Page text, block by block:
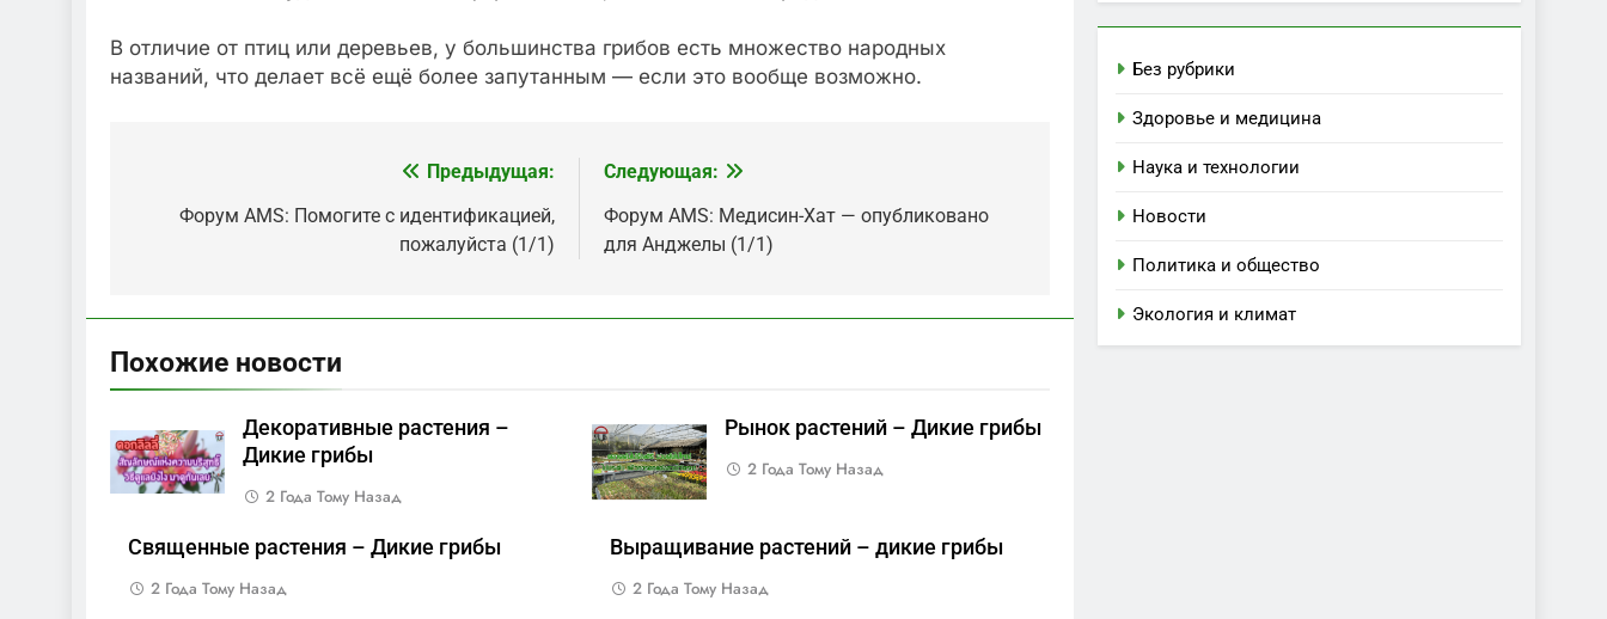
В отличие от птиц или деревьев, у большинства грибов есть множество народных
названий, что делает всё ещё более запутанным — если это вообще возможно.
Предыдущая:
Форум AMS: Помогите с идентификацией,
пожалуйста (1/1)
Следующая:
Форум AMS: Медисин-Хат — опубликовано
для Анджелы (1/1)
Похожие новости
Декоративные растения –
Дикие грибы
2 Года Тому Назад
Рынок растений – Дикие грибы
2 Года Тому Назад
Священные растения – Дикие грибы
2 Года Тому Назад
Выращивание растений – дикие грибы
2 Года Тому Назад
Без рубрики
Здоровье и медицина
Наука и технологии
Новости
Политика и общество
Экология и климат